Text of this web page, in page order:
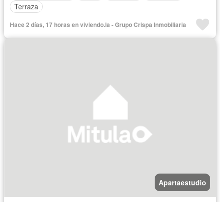
Terraza
Hace 2 días, 17 horas en viviendo.la - Grupo Crispa Inmobiliaria
Apartaestudio